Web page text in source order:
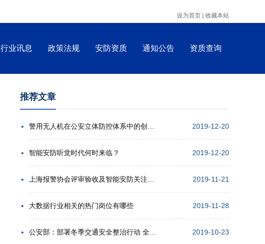
设为首页 | 收藏本站
行业讯息 政策法规 安防资质 通知公告 资质查询
推荐文章
2019-12-20
智能安防听觉时代何时来临？ 2019-12-20
2019-11-21
大数据行业相关的热门岗位有哪些 2019-11-28
2019-10-23